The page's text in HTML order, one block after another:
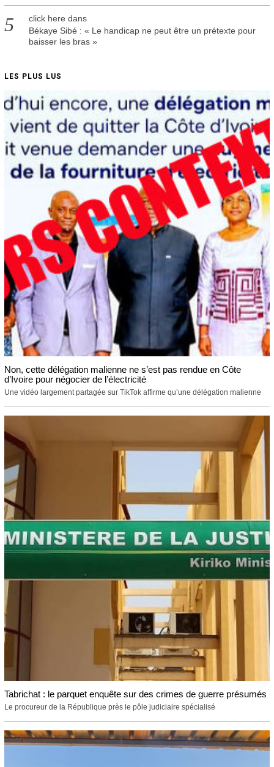
click here dans
Békaye Sibé : « Le handicap ne peut être un prétexte pour
baisser les bras »
LES PLUS LUS
Non, cette délégation malienne ne s’est pas rendue en Côte
d’Ivoire pour négocier de l’électricité
Une vidéo largement partagée sur TikTok affirme qu’une délégation malienne
Tabrichat : le parquet enquête sur des crimes de guerre présumés
Le procureur de la République près le pôle judiciaire spécialisé